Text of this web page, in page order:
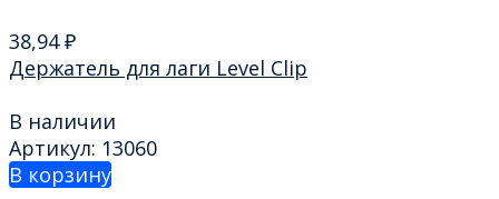
38,94₽
Держатель для лаги Level Clip
В наличии
Артикул: 13060
В корзину